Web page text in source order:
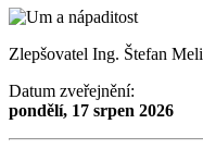
Zlepšovatel Ing. Štefan
Datum zveřejnění:
pondělí, 17 srpen 2026